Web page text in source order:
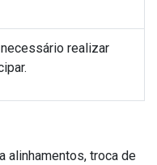
realizar
alinhamentos, troca de